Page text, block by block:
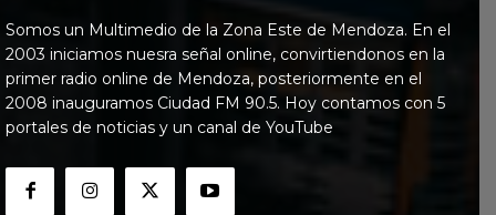
Somos un Multimedio de la Zona Este de Mendoza. En el
2003 iniciamos nuesra señal online, convirtiendonos en la
primer radio online de Mendoza, posteriormente en el
2008 inauguramos Ciudad FM 90.5. Hoy contamos con 5
portales de noticias y un canal de YouTube